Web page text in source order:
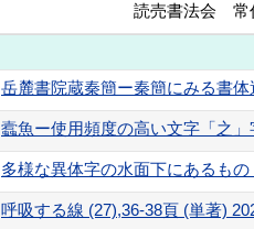
読売書法会 常
岳麓書院蔵秦簡ー秦簡にみる書
蠧魚ー使用頻度の高い文字「之
多様な異体字の水面下にあるも
呼吸する線 (27),36-38頁 (単著)